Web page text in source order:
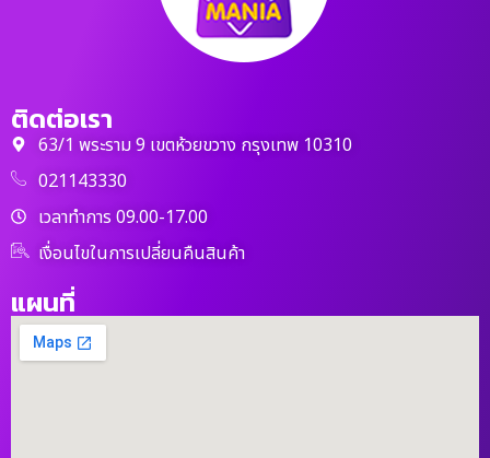
ติดต่อเรา
63/1 พระราม 9 เขตห้วยขวาง กรุงเทพ 10310
021143330
เวลาทำการ 09.00-17.00
เงื่อนไขในการเปลี่ยนคืนสินค้า
แผนที่